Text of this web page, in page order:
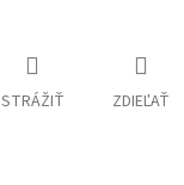
STRÁŽIŤ ZDIEĽAŤ